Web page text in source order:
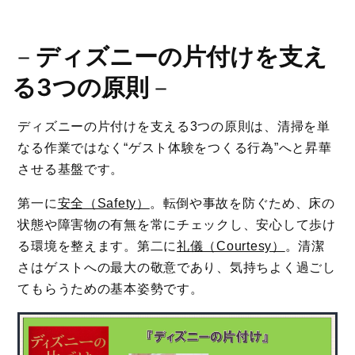
－ ディズニーの片付けを支え
る3つの原則 －
ディズニーの片付けを支える3つの原則は、清掃を単
なる作業ではなく“ゲスト体験をつくる行為”へと昇華
させる基盤です。
第一に安全（Safety）
。転倒や事故を防ぐため、床の
状態や障害物の有無を常にチェックし、安心して歩け
る環境を整えます。第二に礼儀（Courtesy）
。清潔
さはゲストへの最大の敬意であり、気持ちよく過ごし
てもらうための基本姿勢です。